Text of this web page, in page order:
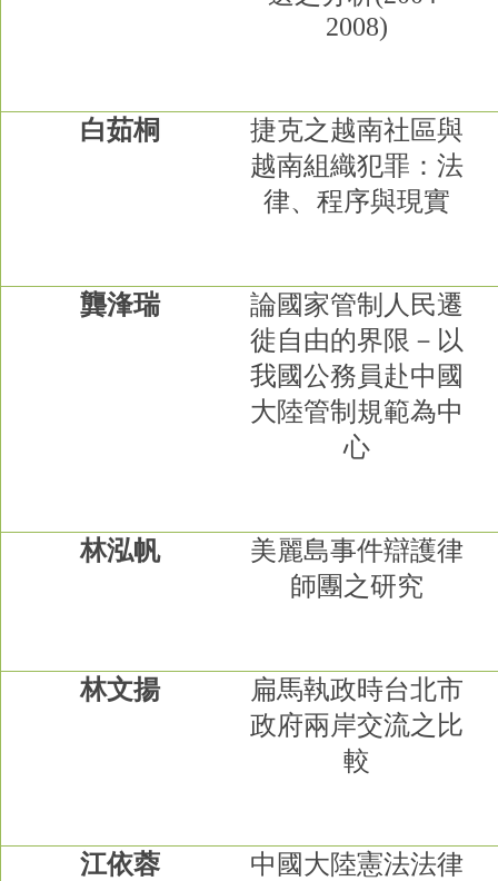
2008)
白茹桐
捷克之越南社區與
越南組織犯罪：法
律、程序與現實
龔浲瑞
論國家管制人民遷
徙自由的界限－以
我國公務員赴中國
大陸管制規範為中
心
林泓帆
美麗島事件辯護律
師團之研究
林文揚
扁馬執政時台北市
政府兩岸交流之比
較
江依蓉
中國大陸憲法法律